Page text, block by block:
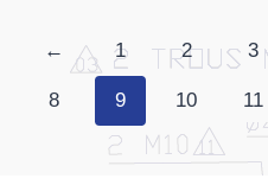
← 1 2 3
8 9 10 11